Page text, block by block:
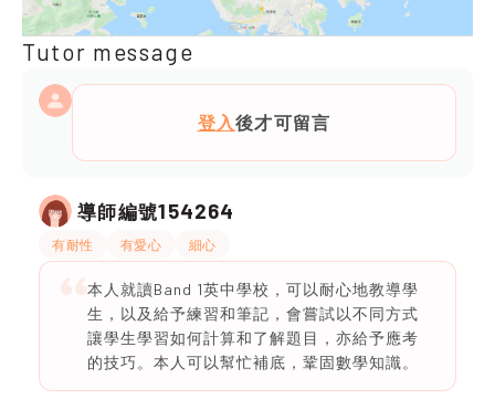
Tutor message
登入後才可留言
導師編號154264
有耐性 有愛心 細心
本人就讀Band 1英中學校，可以耐心地教導學
生，以及給予練習和筆記，會嘗試以不同方式
讓學生學習如何計算和了解題目，亦給予應考
的技巧。本人可以幫忙補底，鞏固數學知識。